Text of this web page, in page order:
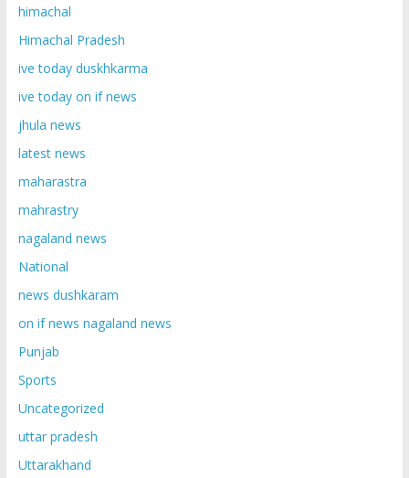
himachal
Himachal Pradesh
ive today duskhkarma
ive today on if news
jhula news
latest news
maharastra
mahrastry
nagaland news
National
news dushkaram
on if news nagaland news
Punjab
Sports
Uncategorized
uttar pradesh
Uttarakhand